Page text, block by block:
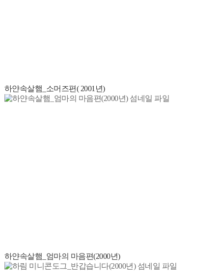
하얀속살햄_소머즈편( 2001년)
하얀속살햄_엄마의 마음편(2000년)